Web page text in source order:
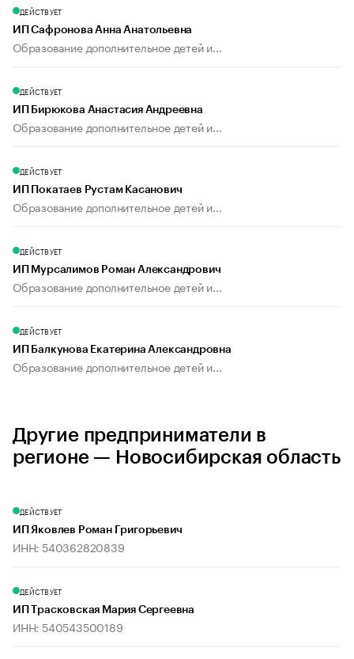
ДЕЙСТВУЕТ
ИП Сафронова Анна Анатольевна
Образование дополнительное детей и...
ДЕЙСТВУЕТ
ИП Бирюкова Анастасия Андреевна
Образование дополнительное детей и...
ДЕЙСТВУЕТ
ИП Покатаев Рустам Касанович
Образование дополнительное детей и...
ДЕЙСТВУЕТ
ИП Мурсалимов Роман Александрович
Образование дополнительное детей и...
ДЕЙСТВУЕТ
ИП Балкунова Екатерина Александровна
Образование дополнительное детей и...
Другие предприниматели в
регионе — Новосибирская область
ДЕЙСТВУЕТ
ИП Яковлев Роман Григорьевич
ИНН: 540362820839
ДЕЙСТВУЕТ
ИП Трасковская Мария Сергеевна
ИНН: 540543500189